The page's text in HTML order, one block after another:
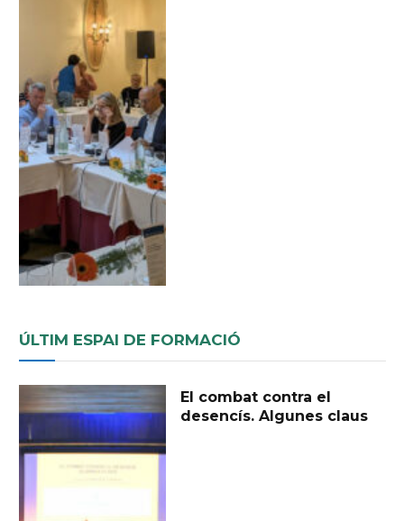
ÚLTIM ESPAI DE FORMACIÓ
El combat contra el
desencís. Algunes claus